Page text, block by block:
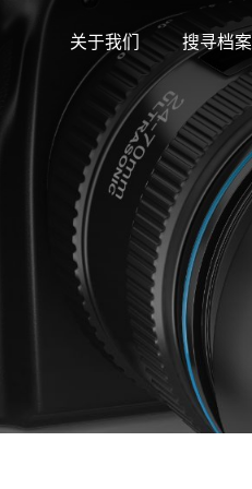
关于我们 搜寻档案